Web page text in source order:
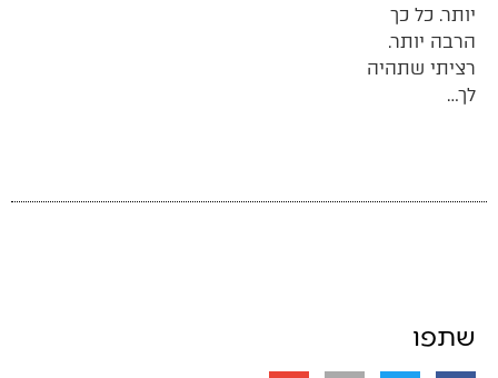
יותר. כל כך
הרבה יותר.
רציתי שתהיה
לך…
שתפו